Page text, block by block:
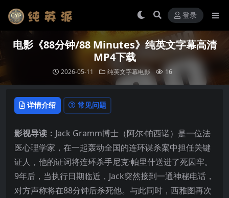
登录
电影《88分钟/88 Minutes》纯英文字幕高清
MP4下载
2026-05-11 纯英文字幕电影 16
详情介绍 常见问题
影视导读： Jack Gramm博士（阿尔·帕西诺）是一位法
医心理学家，在一起轰动全国的连环谋杀案中担任关键
证人，他的证词将连环杀手尼克·帕里什送进了死囚牢。
9年后，当执行日期临近，Jack突然接到一通神秘电话，
对方声称将在88分钟后杀死他。与此同时，西雅图再次